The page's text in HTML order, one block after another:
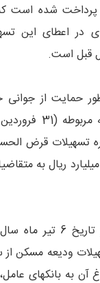
شده است که
درصدی در اعطای این
قبل است.
حمایت از جوانی
و 239 فقره تسهیلات قرض
153 هزار و 711 میلیارد ریال
گفتنی است، از
ودیعه مسکن از